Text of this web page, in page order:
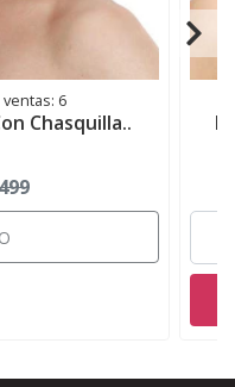
6
Chasquilla..